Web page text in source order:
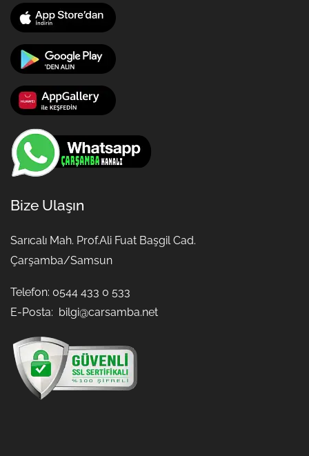
Bize Ulaşın
Sarıcalı Mah. Prof.Ali Fuat Başgil Cad.
Çarşamba/Samsun
Telefon: 0544 433 0 533
E-Posta: bilgi@carsamba.net